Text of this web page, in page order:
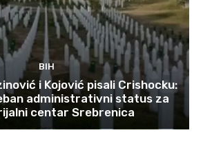
BIH
i Kojović pisali Crishocku:
administrativni status za
centar Srebrenica